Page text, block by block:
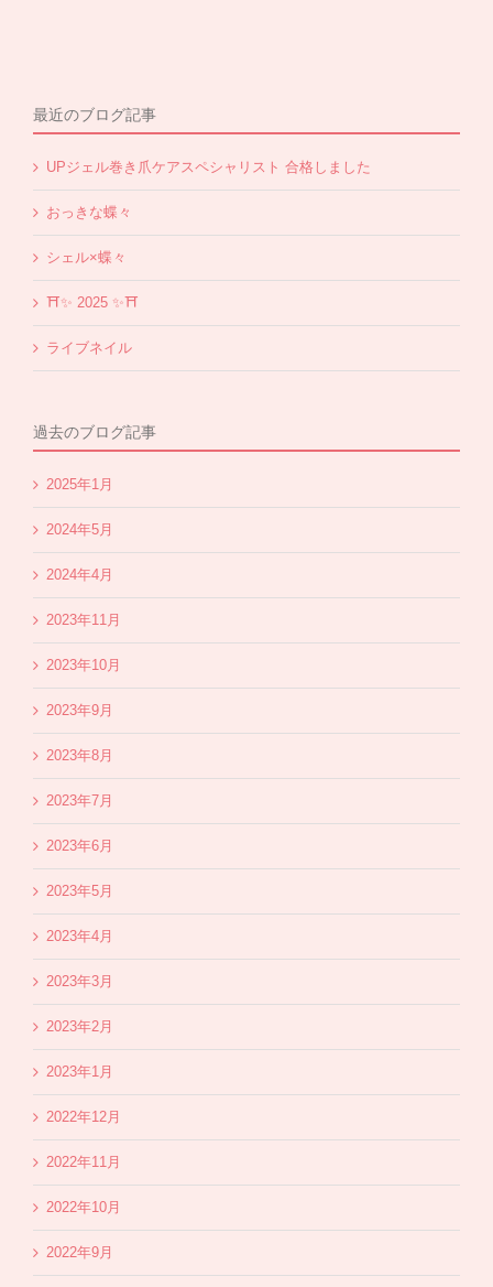
最近のブログ記事
UPジェル巻き爪ケアスペシャリスト 合格しました
おっきな蝶々
シェル×蝶々
⛩✨️ 2025 ✨️⛩
ライブネイル
過去のブログ記事
2025年1月
2024年5月
2024年4月
2023年11月
2023年10月
2023年9月
2023年8月
2023年7月
2023年6月
2023年5月
2023年4月
2023年3月
2023年2月
2023年1月
2022年12月
2022年11月
2022年10月
2022年9月